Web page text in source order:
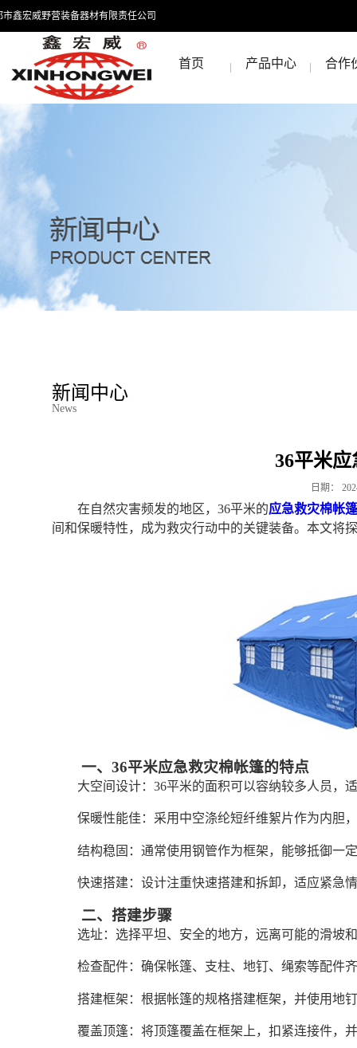
市鑫宏威野营装备器材有限责任公司
首页 产品中心 合作
新闻中心
News
36平米
日期：
在自然灾害频发的地区，36平米的应急救灾棉帐篷
间和保暖特性，成为救灾行动中的关键装备。本文将
一、36平米应急救灾棉帐篷的特点
大空间设计：36平米的面积可以容纳较多人员，
保暖性能佳：采用中空涤纶短纤维絮片作为内胆
结构稳固：通常使用钢管作为框架，能够抵御一
快速搭建：设计注重快速搭建和拆卸，适应紧急
二、搭建步骤
选址：选择平坦、安全的地方，远离可能的滑坡
检查配件：确保帐篷、支柱、地钉、绳索等配件
搭建框架：根据帐篷的规格搭建框架，并使用地
覆盖顶篷：将顶篷覆盖在框架上，扣紧连接件，